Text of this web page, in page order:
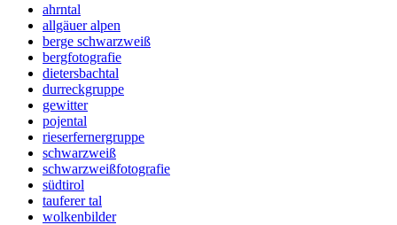
ahrntal
allgäuer alpen
berge schwarzweiß
bergfotografie
dietersbachtal
durreckgruppe
gewitter
pojental
rieserfernergruppe
schwarzweiß
schwarzweißfotografie
südtirol
tauferer tal
wolkenbilder